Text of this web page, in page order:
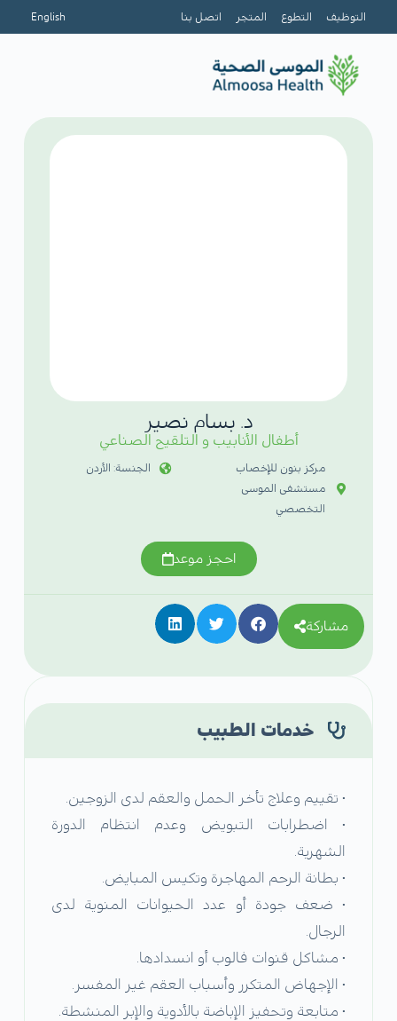
التوظيف التطوع المتجر اتصل بنا English
د. بسام نصير
أطفال الأنابيب و التلقيح الصناعي
مركز بنون للإخصاب
مستشفى الموسى
التخصصي
الجنسة: الأردن
احجز موعد
مشاركة
خدمات الطبيب
• تقييم وعلاج تأخر الحمل والعقم لدى الزوجين.
• اضطرابات التبويض وعدم انتظام الدورة
الشهرية.
• بطانة الرحم المهاجرة وتكيس المبايض.
• ضعف جودة أو عدد الحيوانات المنوية لدى
الرجال.
• مشاكل قنوات فالوب أو انسدادها.
• الإجهاض المتكرر وأسباب العقم غير المفسر.
• متابعة وتحفيز الإباضة بالأدوية والإبر المنشطة.